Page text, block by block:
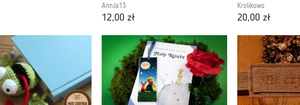
AnnJa13
12,00 zł
Krolikowo
20,00 zł